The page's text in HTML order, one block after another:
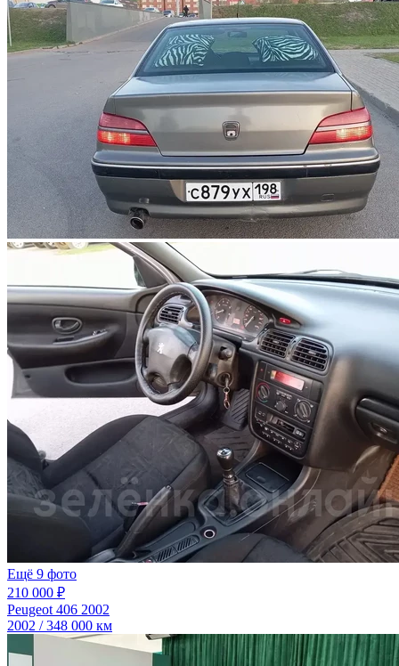
Ещё 9 фото
210 000 ₽
Peugeot 406 2002
2002 / 348 000 км